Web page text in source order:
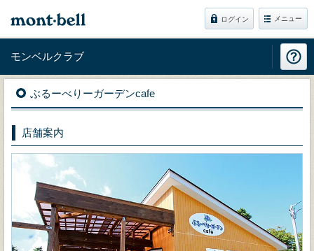
ログイン メニュー
モンベルクラブ
ぶるーべりーガーデンcafe
店舗案内